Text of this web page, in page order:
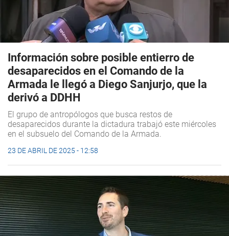
Información sobre posible entierro de
desaparecidos en el Comando de la
Armada le llegó a Diego Sanjurjo, que la
derivó a DDHH
El grupo de antropólogos que busca restos de
desaparecidos durante la dictadura trabajó este miércoles
en el subsuelo del Comando de la Armada.
23 DE ABRIL DE 2025 - 12:58